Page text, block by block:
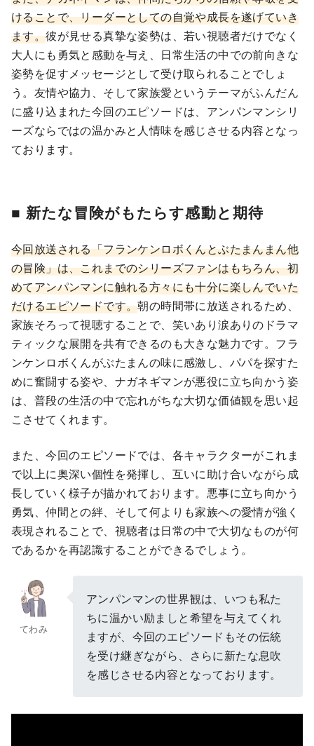
けることで、リーダーとしての自覚や成長を遂げていき
ます。彼が見せる真摯な姿勢は、若い視聴者だけでなく
大人にも勇気と感動を与え、日常生活の中での前向きな
姿勢を促すメッセージとして受け取られることでしょ
う。友情や協力、そして家族愛というテーマがふんだん
に盛り込まれた今回のエピソードは、アンパンマンシリ
ーズならではの温かみと人情味を感じさせる内容となっ
ております。
■ 新たな冒険がもたらす感動と期待
今回放送される「フランケンロボくんとぶたまんまん他
の冒険」は、これまでのシリーズファンはもちろん、初
めてアンパンマンに触れる方々にも十分に楽しんでいた
だけるエピソードです。朝の時間帯に放送されるため、
家族そろって視聴することで、笑いあり涙ありのドラマ
ティックな展開を共有できるのも大きな魅力です。フラ
ンケンロボくんがぶたまんの味に感激し、パパを探すた
めに奮闘する姿や、ナガネギマンが悪役に立ち向かう姿
は、普段の生活の中で忘れがちな大切な価値観を思い起
こさせてくれます。
また、今回のエピソードでは、各キャラクターがこれま
で以上に奥深い個性を発揮し、互いに助け合いながら成
長していく様子が描かれております。悪事に立ち向かう
勇気、仲間との絆、そして何よりも家族への愛情が強く
表現されることで、視聴者は日常の中で大切なものが何
であるかを再認識することができるでしょう。
てわみ
アンパンマンの世界観は、いつも私た
ちに温かい励ましと希望を与えてくれ
ますが、今回のエピソードもその伝統
を受け継ぎながら、さらに新たな息吹
を感じさせる内容となっております。